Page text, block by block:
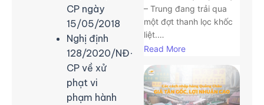
CP ngày
15/05/2018
Nghị định
128/2020/NĐ-
CP về xử
phạt vi
phạm hành
– Trung đang trải qua
một đợt thanh lọc khốc
liệt.…
Read More